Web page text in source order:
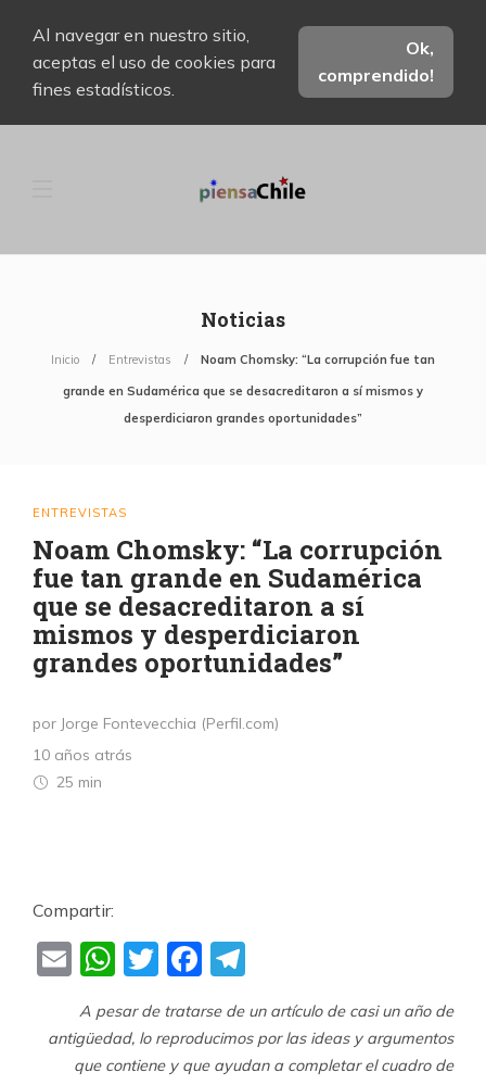
Al navegar en nuestro sitio,
aceptas el uso de cookies para
fines estadísticos.
Ok,
comprendido!
Noticias
Inicio Entrevistas Noam Chomsky: “La corrupción fue tan
grande en Sudamérica que se desacreditaron a sí mismos y
desperdiciaron grandes oportunidades”
ENTREVISTAS
Noam Chomsky: “La corrupción
fue tan grande en Sudamérica
que se desacreditaron a sí
mismos y desperdiciaron
grandes oportunidades”
por Jorge Fontevecchia (Perfil.com)
10 años atrás
25 min
Compartir:
EmailWhatsApp
TwitterFacebook
A pesar de tratarse de un artículo de casi un año de
antigüedad, lo reproducimos por las ideas y argumentos
que contiene y que ayudan a completar el cuadro de